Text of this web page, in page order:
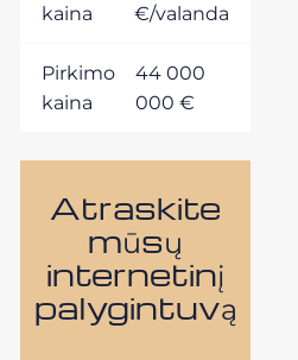
kaina
€/valanda
Pirkimo
kaina
44 000
000 €
Atraskite
mūsų
internetinį
palygintuvą